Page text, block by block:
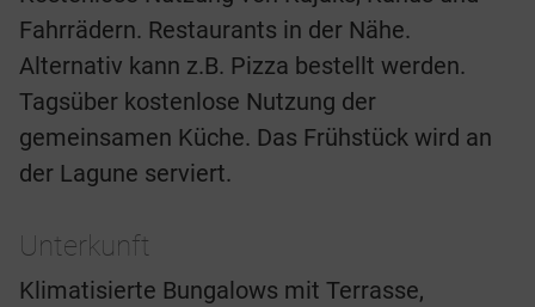
Fahrrädern. Restaurants in der Nähe.
Alternativ kann z.B. Pizza bestellt werden.
Tagsüber kostenlose Nutzung der
gemeinsamen Küche. Das Frühstück wird an
der Lagune serviert.
Unterkunft
Klimatisierte Bungalows mit Terrasse,